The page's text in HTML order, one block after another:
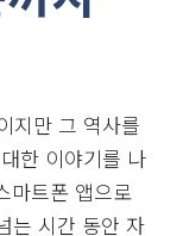
지만 그 역사를
한 이야기를 나
마트폰 앱으로
는 시간 동안 자